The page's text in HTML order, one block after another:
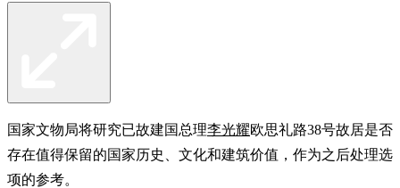
国家文物局将研究已故建国总理李光耀欧思礼路38号故居是否
存在值得保留的国家历史、文化和建筑价值，作为之后处理选
项的参考。